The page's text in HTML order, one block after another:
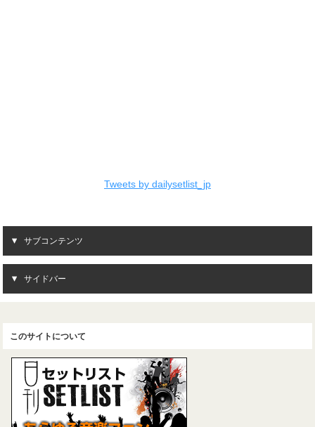
Tweets by dailysetlist_jp
サブコンテンツ
サイドバー
このサイトについて